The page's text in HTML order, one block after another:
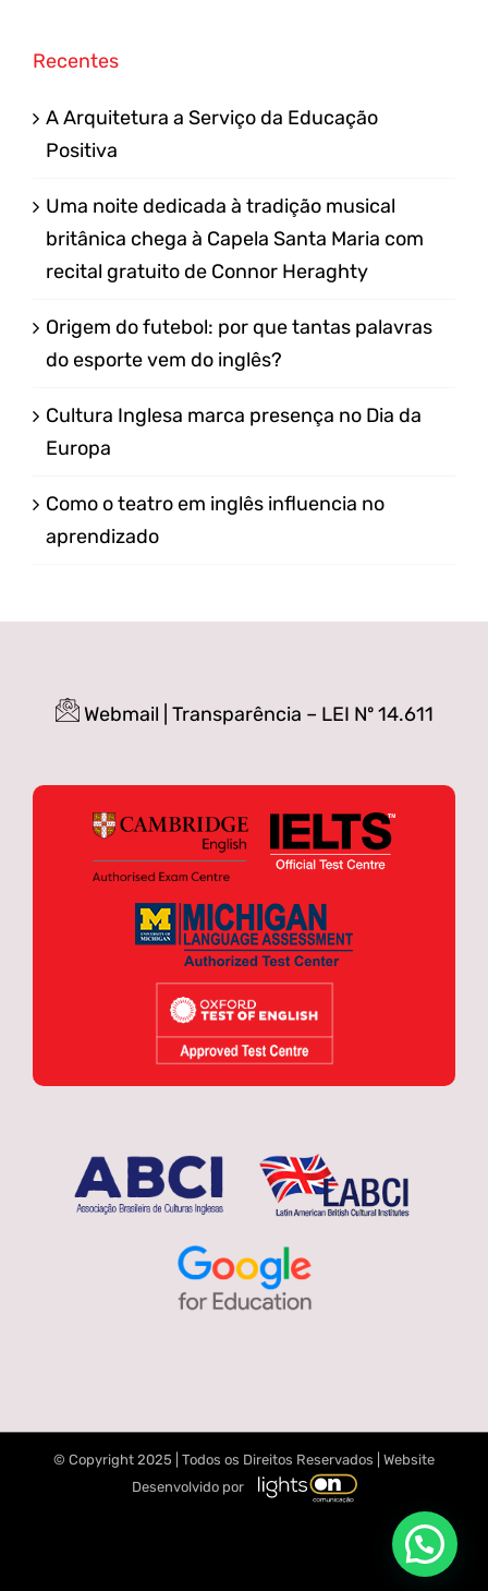
Recentes
A Arquitetura a Serviço da Educação
Positiva
Uma noite dedicada à tradição musical
britânica chega à Capela Santa Maria com
recital gratuito de Connor Heraghty
Origem do futebol: por que tantas palavras
do esporte vem do inglês?
Cultura Inglesa marca presença no Dia da
Europa
Como o teatro em inglês influencia no
aprendizado
Webmail Transparência – LEI Nº 14.611
© Copyright 2025 | Todos os Direitos Reservados | Website
Desenvolvido por